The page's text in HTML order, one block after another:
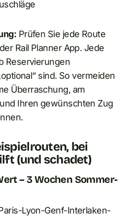
Prüfen Sie jede Route
Rail Planner App. Jede
Reservierungen
sind. So vermeiden
Überraschung, am
Ihren gewünschten Zug
bei
(und schadet)
– 3 Wochen Sommer-
Lyon-Genf-Interlaken-